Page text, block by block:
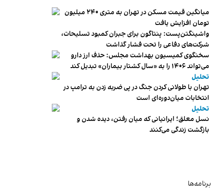
میانگین قیمت مسکن در تهران به متری ۲۴۰ میلیون
تومان افزایش یافت
واشینگتن‌پست: پنتاگون برای جبران کمبود تسلیحات،
شرکت‌های دفاعی را تحت فشار گذاشت
سخنگوی کمیسیون بهداشت مجلس: حذف ارز دارو
می‌تواند ۱۴۰۶ را به «سال کشتار بیماران» تبدیل کند
تحلیل
تهران با طولانی کردن جنگ در پی ضربه زدن به ترامپ در
انتخابات میان‌دوره‌ای است
تحلیل
نسل معلق؛ ایرانیانی که میان رفتن، دیده شدن و
بازگشت زندگی می‌کنند
برنامه‌ها